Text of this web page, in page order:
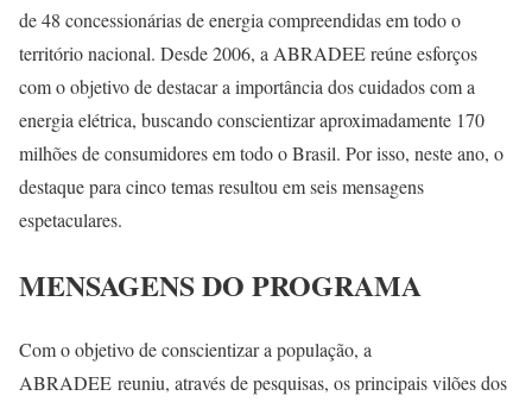
de 48 concessionárias de energia compreendidas em todo o
território nacional. Desde 2006, a ABRADEE reúne esforços
com o objetivo de destacar a importância dos cuidados com a
energia elétrica, buscando conscientizar aproximadamente 170
milhões de consumidores em todo o Brasil. Por isso, neste ano, o
destaque para cinco temas resultou em seis mensagens
espetaculares.
MENSAGENS DO PROGRAMA
Com o objetivo de conscientizar a população, a
ABRADEE reuniu, através de pesquisas, os principais vilões dos